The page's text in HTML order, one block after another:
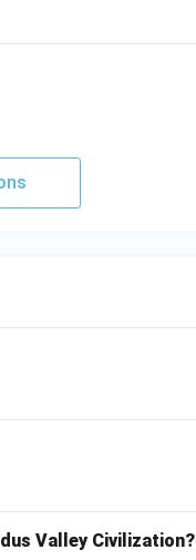
Valley Civilization?